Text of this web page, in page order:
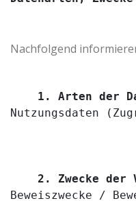
Nachfolgend
1. Arten der
Nutzungsdaten
2. Zwecke der
Beweiszwecke /